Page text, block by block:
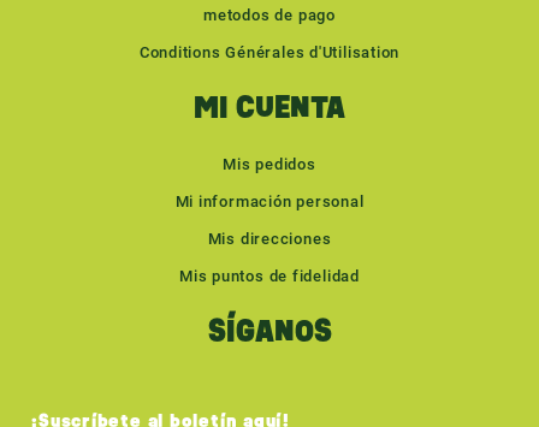
metodos de pago
Conditions Générales d'Utilisation
MI CUENTA
Mis pedidos
Mi información personal
Mis direcciones
Mis puntos de fidelidad
SÍGANOS
¡Suscríbete al boletín aquí!